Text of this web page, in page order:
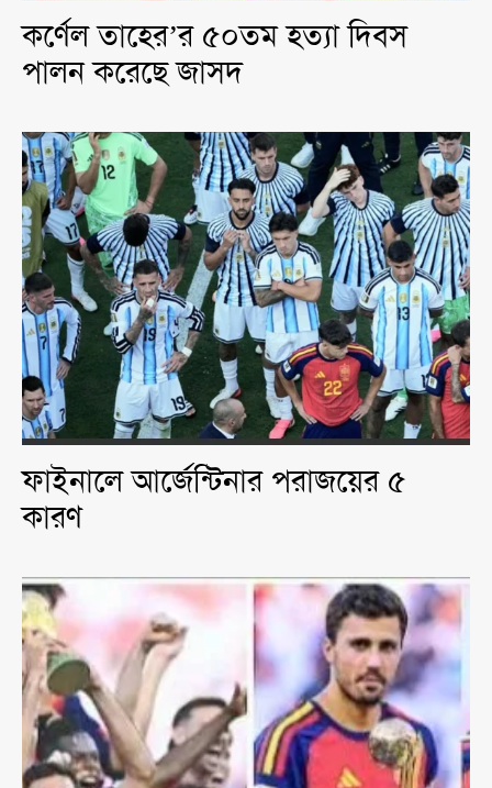
কর্ণেল তাহের’র ৫০তম হত্যা দিবস
পালন করেছে জাসদ
ফাইনালে আর্জেন্টিনার পরাজয়ের ৫
কারণ